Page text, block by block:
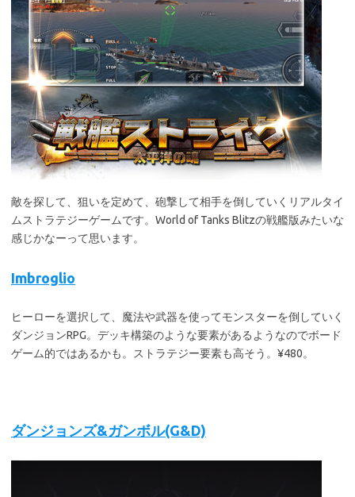
敵を探して、狙いを定めて、砲撃して相手を倒していくリアルタイ
ムストラテジーゲームです。World of Tanks Blitzの戦艦版みたいな
感じかなーって思います。
Imbroglio
ヒーローを選択して、魔法や武器を使ってモンスターを倒していく
ダンジョンRPG。デッキ構築のような要素があるようなのでボード
ゲーム的ではあるかも。ストラテジー要素も高そう。¥480。
ダンジョンズ&ガンボル(G&D)